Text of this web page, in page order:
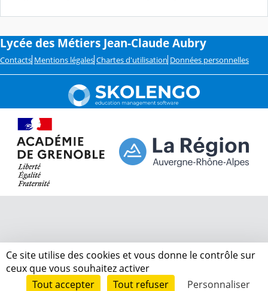
Lycée des Métiers Jean-Claude Aubry
Contacts Mentions légales Chartes d'utilisation Données personnelles
Ce site utilise des cookies et vous donne le contrôle sur
ceux que vous souhaitez activer
Tout accepter
Tout refuser Personnaliser